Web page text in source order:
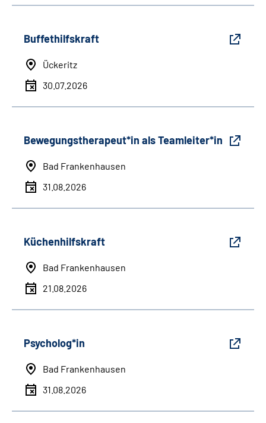
Buffethilfskraft
Ückeritz
30.07.2026
Bewegungstherapeut*in als Teamleiter*in
Bad Frankenhausen
31.08.2026
Küchenhilfskraft
Bad Frankenhausen
21.08.2026
Psycholog*in
Bad Frankenhausen
31.08.2026